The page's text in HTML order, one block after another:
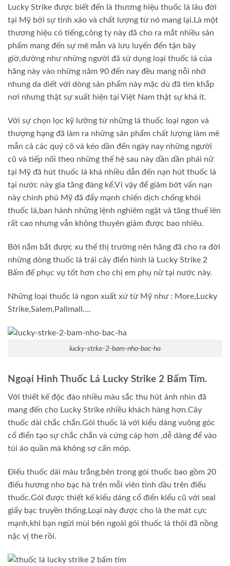
Lucky Strike được biết đến là thương hiệu thuốc lá lâu đời
tại Mỹ bởi sự tinh xảo và chất lượng từ nó mang lại.Là một
thương hiệu có tiếng,công ty này đã cho ra mắt nhiều sản
phẩm mang đến sự mê mẫn và lưu luyến đến tận bây
giờ,dường như những người đã sử dụng loại thuốc lá của
hãng này vào những năm 90 đến nay đều mang nỗi nhớ
nhung da diết với dòng sản phẩm này mặc dù đã tìm khắp
nơi nhưng thật sự xuất hiện tại Việt Nam thật sự khá ít.
Với sự chọn lọc kỹ lưỡng từ những lá thuốc loại ngon và
thượng hạng đã làm ra những sản phẩm chất lượng làm mê
mẫn cả các quý cô và kéo dần đến ngày nay những người
cũ và tiếp nối theo những thế hệ sau này dần dần phái nữ
tại Mỹ đã hút thuốc lá khá nhiều dẫn đến nạn hút thuốc lá
tại nước này gia tăng đáng kể.Vì vậy để giảm bớt vấn nạn
này chính phủ Mỹ đã đẩy mạnh chiến dịch chống khói
thuốc lá,ban hành những lệnh nghiêm ngặt và tăng thuế lên
rất cao nhưng vẫn không thuyên giảm được bao nhiêu.
Bởi nắm bắt được xu thế thị trường nên hãng đã cho ra đời
những dòng thuốc lá trái cây điển hình là Lucky Strike 2
Bấm để phục vụ tốt hơn cho chị em phụ nữ tại nước này.
Những loại thuốc lá ngon xuất xứ từ Mỹ như : More,Lucky
Strike,Salem,Pallmall….
lucky-strke-2-bam-nho-bac-ha
Ngoại Hình Thuốc Lá Lucky Strike 2 Bấm Tím.
Với thiết kế độc đáo nhiều màu sắc thu hút ánh nhìn đã
mang đến cho Lucky Strike nhiều khách hàng hơn.Cây
thuốc dài chắc chắn.Gói thuốc lá với kiểu dáng vuông góc
cổ điển tạo sự chắc chắn và cứng cáp hơn ,dễ dàng để vào
túi áo quần mà không sợ cấn móp.
Điếu thuốc dài màu trắng,bên trong gói thuốc bao gồm 20
điếu hương nho bạc hà trên mỗi viên tinh dầu trên điếu
thuốc.Gói được thiết kế kiểu dáng cổ điển kiểu cũ với seal
giấy bạc truyền thống.Loại này được cho là the mát cực
mạnh,khi bạn ngửi mùi bên ngoài gói thuốc lá thôi đã nồng
nặc vị the rồi.